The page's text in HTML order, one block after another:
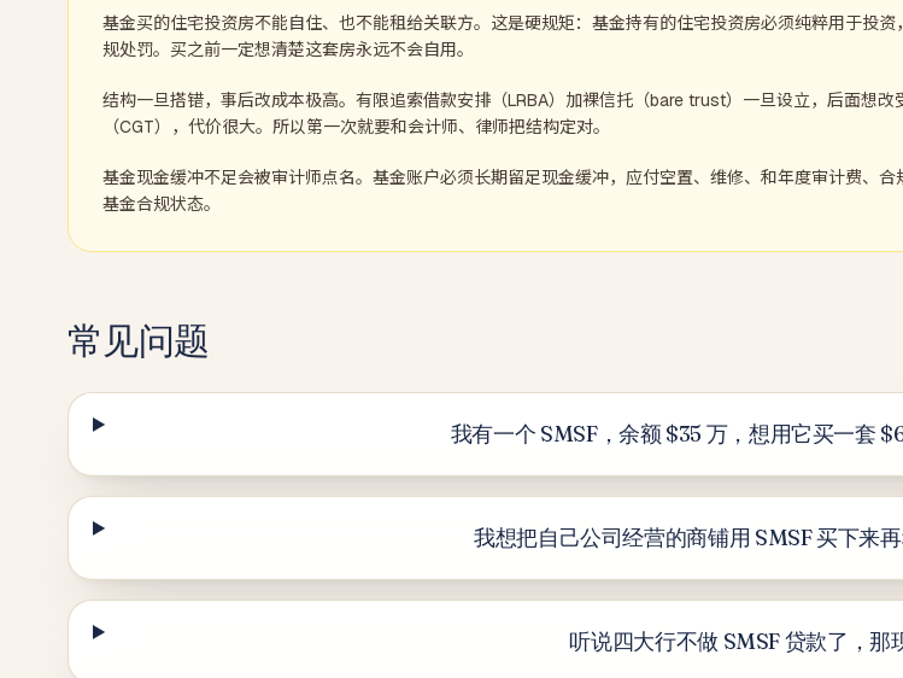
基金买的住宅投资房不能自住、也不能租给关联方。这是硬规矩：基金持有的住宅投资房必须纯粹用于投
规处罚。买之前一定想清楚这套房永远不会自用。
结构一旦搭错，事后改成本极高。有限追索借款安排（LRBA）加裸信托（bare trust）一旦设立，后面想
（CGT），代价很大。所以第一次就要和会计师、律师把结构定对。
基金现金缓冲不足会被审计师点名。基金账户必须长期留足现金缓冲，应付空置、维修、和年度审计费、
基金合规状态。
常见问题
我有一个 SMSF，余额 $35 万，想用它买一套
我想把自己公司经营的商铺用 SMSF 买下来
听说四大行不做 SMSF 贷款了，那